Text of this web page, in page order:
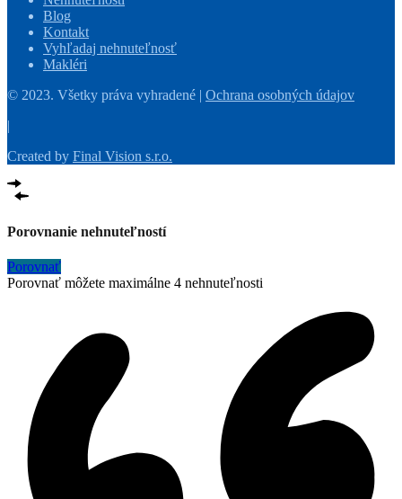
Blog
Kontakt
Vyhľadaj nehnuteľnosť
Makléri
© 2023. Všetky práva vyhradené | Ochrana osobných údajov
|
Created by Final Vision s.r.o.
Porovnanie nehnuteľností
Porovnať
Porovnať môžete maximálne 4 nehnuteľnosti